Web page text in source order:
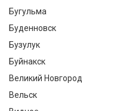
Бугульма
Буденновск
Бузулук
Буйнакск
Великий Новгород
Вельск